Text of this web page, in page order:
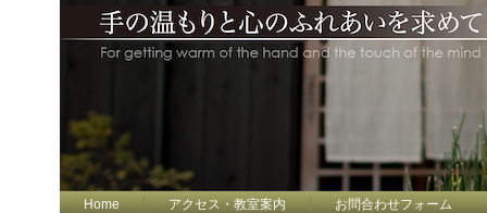
Home アクセス・教室案内 お問合わせフォーム